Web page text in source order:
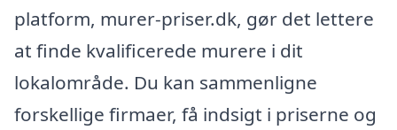
platform, murer-priser.dk, gør det lettere
at finde kvalificerede murere i dit
lokalområde. Du kan sammenligne
forskellige firmaer, få indsigt i priserne og